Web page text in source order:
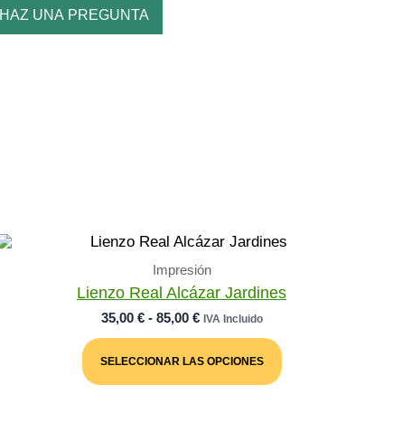
HAZ UNA PREGUNTA
Impresión
Lienzo Real Alcázar Jardines
35,00 € - 85,00 €Rango
Desde
35,00 €
IVA Incluido
SELECCIONAR LAS OPCIONES
Producto
Tiene